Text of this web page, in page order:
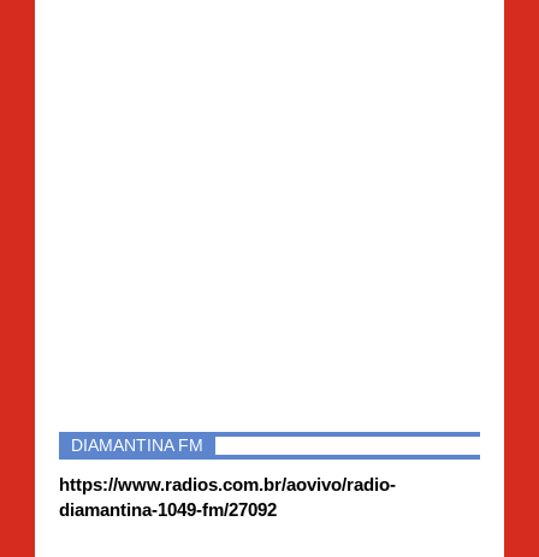
DIAMANTINA FM
https://www.radios.com.br/aovivo/radio-
diamantina-1049-fm/27092